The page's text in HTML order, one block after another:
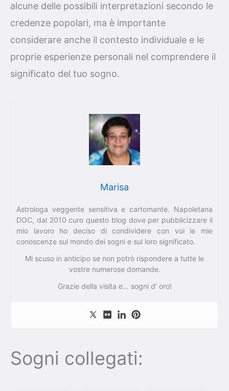
alcune delle possibili interpretazioni secondo le
credenze popolari, ma è importante
considerare anche il contesto individuale e le
proprie esperienze personali nel comprendere il
significato del tuo sogno.
Marisa
Astrologa veggente sensitiva e cartomante. Napoletana
DOC, dal 2010 curo questo blog dove per pubblicizzare il
mio lavoro ho deciso di condividere con voi le mie
conoscenze sul mondo dei sogni e sul loro significato.
Mi scuso in anticipo se non potrò rispondere a tutte le
vostre numerose domande.
Grazie della visita e… sogni d’ oro!
Sogni collegati: